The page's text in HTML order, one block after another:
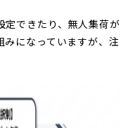
定できたり、無人集荷が
になっていますが、注